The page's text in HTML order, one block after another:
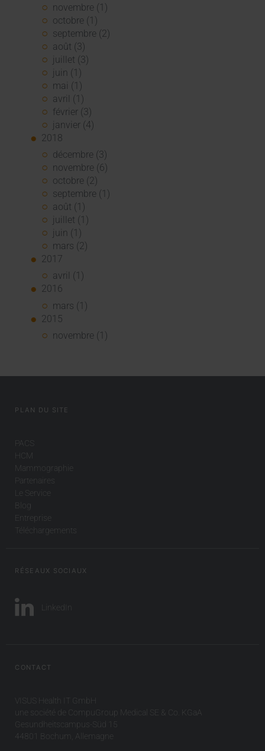
novembre (1)
octobre (1)
septembre (2)
août (3)
juillet (3)
juin (1)
mai (1)
avril (1)
février (3)
janvier (4)
2018
décembre (3)
novembre (6)
octobre (2)
septembre (1)
août (1)
juillet (1)
juin (1)
mars (2)
2017
avril (1)
2016
mars (1)
2015
novembre (1)
PLAN DU SITE
PACS
HCM
Mammographie
Partenaires
Le Service
Blog
Entreprise
Téléchargements
RÉSEAUX SOCIAUX
LinkedIn
CONTACT
VISUS Health IT GmbH
une société de CompuGroup Medical SE & Co. KGaA
Gesundheitscampus-Süd 15
44801 Bochum, Allemagne